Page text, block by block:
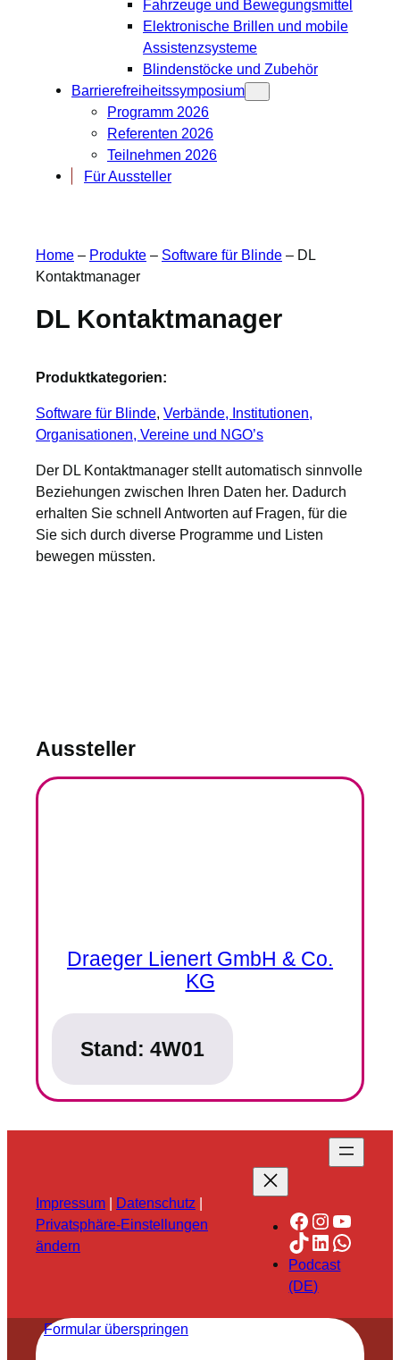
Fahrzeuge und Bewegungsmittel
Elektronische Brillen und mobile
Assistenzsysteme
Blindenstöcke und Zubehör
Barrierefreiheitssymposium
Programm 2026
Referenten 2026
Teilnehmen 2026
Für Aussteller
Home – Produkte – Software für Blinde – DL
Kontaktmanager
DL Kontaktmanager
Produktkategorien:
Software für Blinde, Verbände, Institutionen,
Organisationen, Vereine und NGO’s
Der DL Kontaktmanager stellt automatisch sinnvolle
Beziehungen zwischen Ihren Daten her. Dadurch
erhalten Sie schnell Antworten auf Fragen, für die
Sie sich durch diverse Programme und Listen
bewegen müssten.
Aussteller
Draeger Lienert GmbH & Co.
KG
Stand: 4W01
Impressum | Datenschutz |
Privatsphäre-Einstellungen
ändern
Facebook
TikTok
LinkedIn
Podcast
(DE)
Formular überspringen